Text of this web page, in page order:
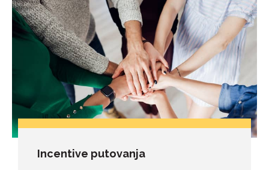
Incentive putovanja